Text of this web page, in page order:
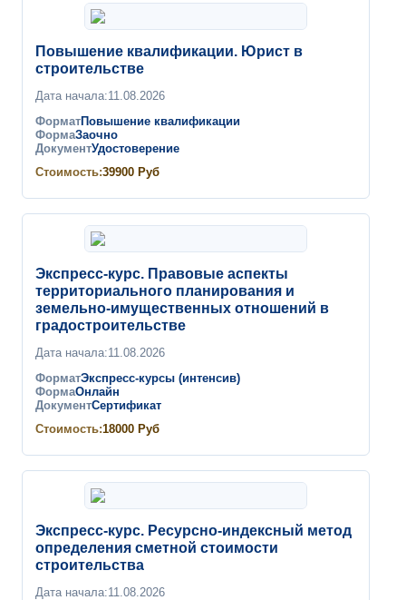
Повышение квалификации. Юрист в
строительстве
Дата начала:11.08.2026
ФорматПовышение квалификации
ФормаЗаочно
ДокументУдостоверение
Стоимость:39900 Руб
Экспресс-курс. Правовые аспекты
территориального планирования и
земельно-имущественных отношений в
градостроительстве
Дата начала:11.08.2026
ФорматЭкспресс-курсы (интенсив)
ФормаОнлайн
ДокументСертификат
Стоимость:18000 Руб
Экспресс-курс. Ресурсно-индексный метод
определения сметной стоимости
строительства
Дата начала:11.08.2026